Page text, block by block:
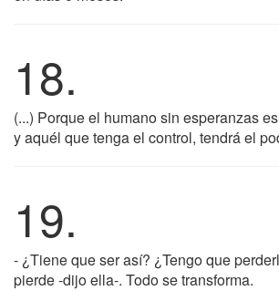
18.
(...) Porque el humano sin esperanzas
y aquél que tenga el control, tendrá el
19.
- ¿Tiene que ser así? ¿Tengo que
pierde -dijo ella-. Todo se transforma.